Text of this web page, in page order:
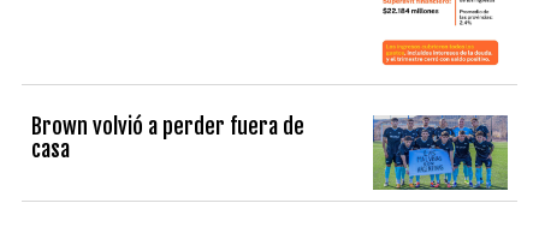
Brown volvió a perder fuera de
casa